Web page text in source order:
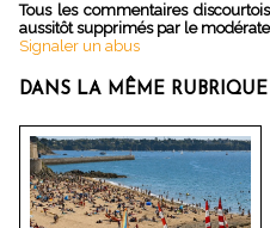
Tous les commentaires
aussitôt supprimés par le
Signaler un abus
DANS LA MÊME RUBRIQUE